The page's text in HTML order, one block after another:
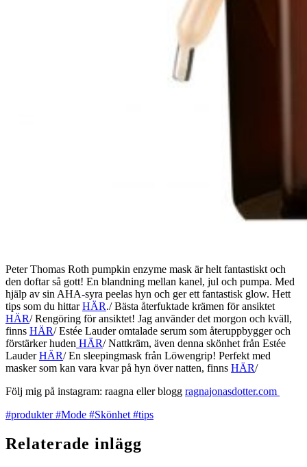
Peter Thomas Roth pumpkin enzyme mask är helt fantastiskt och
den doftar så gott! En blandning mellan kanel, jul och pumpa. Med
hjälp av sin AHA-syra peelas hyn och ger ett fantastisk glow. Hett
tips som du hittarHÄR./ Bästa återfuktade krämen för ansiktet
HÄR/ Rengöring för ansiktet! Jag använder det morgon och kväll,
finns HÄR/ Estée Lauder omtalade serum som återuppbygger och
förstärker huden HÄR/ Nattkräm, även denna skönhet från Estée
LauderHÄR/ En sleepingmask från Löwengrip! Perfekt med
masker som kan vara kvar på hyn över natten, finns HÄR/
Följ mig på instagram: raagna eller blogg ragnajonasdotter.com
#produkter#Mode #Skönhet #tips
Relaterade inlägg